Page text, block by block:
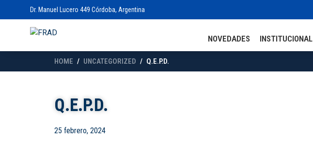
Dr. Manuel Lucero 449 Córdoba, Argentina
NOVEDADES INSTITUCIONAL
HOME UNCATEGORIZED Q.E.P.D.
Q.E.P.D.
25 febrero, 2024